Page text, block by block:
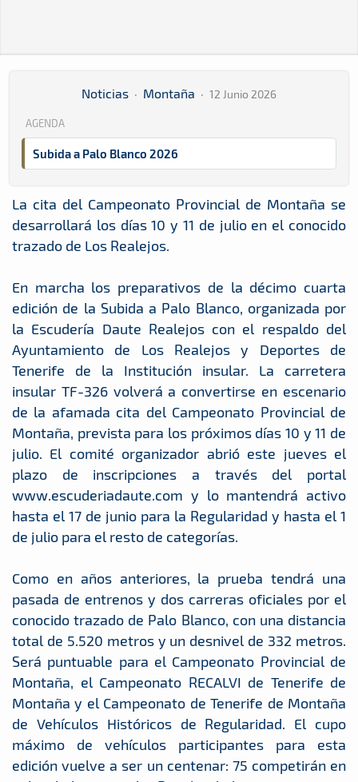
Noticias · Montaña · 12 Junio 2026
AGENDA
Subida a Palo Blanco 2026
La cita del Campeonato Provincial de Montaña se
desarrollará los días 10 y 11 de julio en el conocido
trazado de Los Realejos.
En marcha los preparativos de la décimo cuarta
edición de la Subida a Palo Blanco, organizada por
la Escudería Daute Realejos con el respaldo del
Ayuntamiento de Los Realejos y Deportes de
Tenerife de la Institución insular. La carretera
insular TF-326 volverá a convertirse en escenario
de la afamada cita del Campeonato Provincial de
Montaña, prevista para los próximos días 10 y 11 de
julio. El comité organizador abrió este jueves el
plazo de inscripciones a través del portal
www.escuderiadaute.com y lo mantendrá activo
hasta el 17 de junio para la Regularidad y hasta el 1
de julio para el resto de categorías.
Como en años anteriores, la prueba tendrá una
pasada de entrenos y dos carreras oficiales por el
conocido trazado de Palo Blanco, con una distancia
total de 5.520 metros y un desnivel de 332 metros.
Será puntuable para el Campeonato Provincial de
Montaña, el Campeonato RECALVI de Tenerife de
Montaña y el Campeonato de Tenerife de Montaña
de Vehículos Históricos de Regularidad. El cupo
máximo de vehículos participantes para esta
edición vuelve a ser un centenar: 75 competirán en